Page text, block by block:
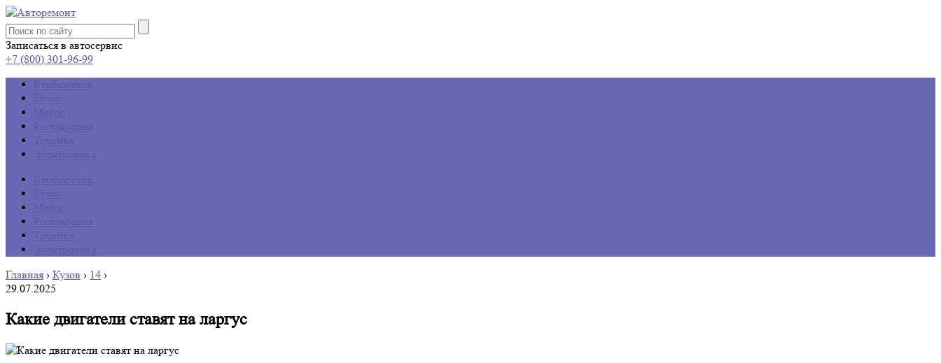
Записаться в автосервис
+7 (800) 301-96-99
Главная › Кузов › 14 ›
29.07.2025
Какие двигатели ставят на ларгус